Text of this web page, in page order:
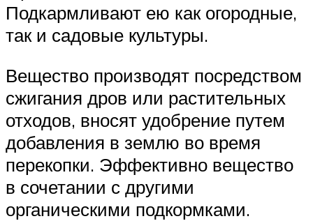
Подкармливают ею как огородные,
так и садовые культуры.
Вещество производят посредством
сжигания дров или растительных
отходов, вносят удобрение путем
добавления в землю во время
перекопки. Эффективно вещество
в сочетании с другими
органическими подкормками.